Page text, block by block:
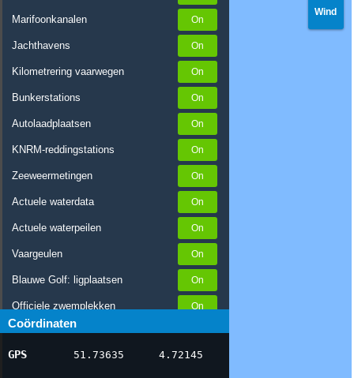
Marifoonkanalen
Jachthavens
Kilometrering vaarwegen
Bunkerstations
Autolaadplaatsen
KNRM-reddingstations
Zeeweermetingen
Actuele waterdata
Actuele waterpeilen
Vaargeulen
Blauwe Golf: ligplaatsen
Officiele zwemplekken
Stremmingen/hinder
AIS scheepsposities
Coördinaten
GPS 51.73635 4.72145
Wind